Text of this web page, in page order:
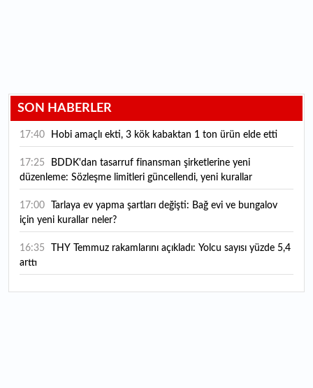
SON HABERLER
17:40 Hobi amaçlı ekti, 3 kök kabaktan 1 ton ürün elde etti
17:25
düzenleme: Sözleşme limitleri güncellendi, yeni kurallar
yürürlüğe girdi
17:00
için yeni kurallar neler?
16:35
arttı
16:27 Piyasaların beklediği veri geldi: ABD tarım dışı istihdam